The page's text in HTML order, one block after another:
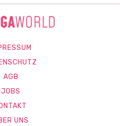
AGB
JOBS
UNS